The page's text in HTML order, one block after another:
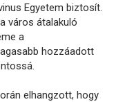
Egyetem biztosít.
város átalakuló
a
hozzáadott
elhangzott, hogy